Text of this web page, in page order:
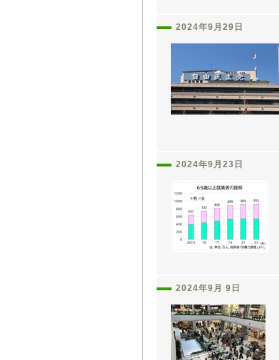
2024年9月29日
2024年9月23日
2024年9月 9日